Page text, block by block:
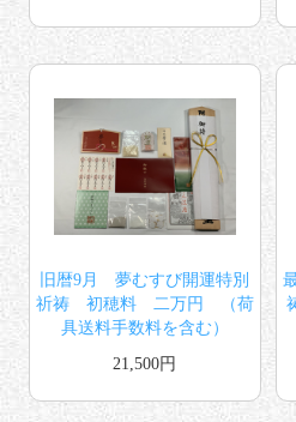
旧暦9月 夢むすび開運特別
祈祷 初穂料 二万円 （荷
具送料手数料を含む）
21,500円